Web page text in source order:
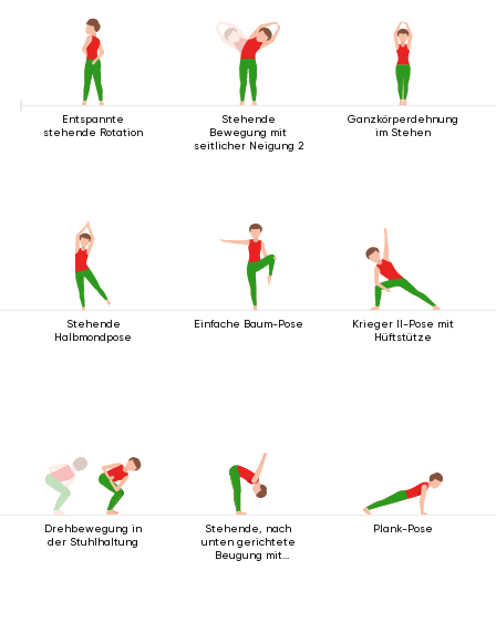
Entspannte
stehende Rotation
Stehende
Bewegung mit
seitlicher Neigung 2
Ganzkörperdehnung
im Stehen
Stehende
Halbmondpose
Einfache Baum-Pose
Krieger II-Pose mit
Hüftstütze
Drehbewegung in
der Stuhlhaltung
Stehende, nach
unten gerichtete
Beugung mit
Plank-Pose